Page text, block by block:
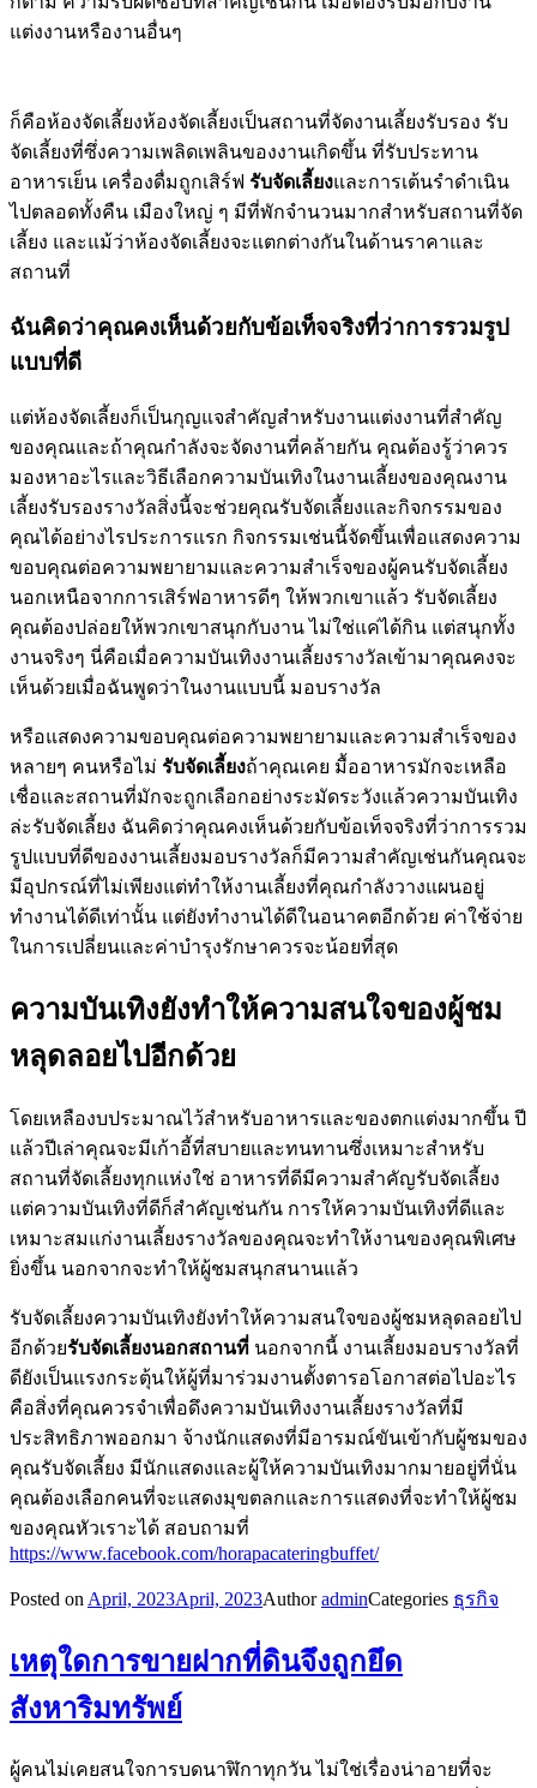
แต่งงานหรืองานอื่นๆ
ก็คือห้องจัดเลี้ยงห้องจัดเลี้ยงเป็นสถานที่จัดงานเลี้ยงรับรอง รับ
จัดเลี้ยงที่ซึ่งความเพลิดเพลินของงานเกิดขึ้น ที่รับประทาน
อาหารเย็น เครื่องดื่มถูกเสิร์ฟ รับจัดเลี้ยงและการเต้นรำดำเนิน
ไปตลอดทั้งคืน เมืองใหญ่ ๆ มีที่พักจำนวนมากสำหรับสถานที่จัด
เลี้ยง และแม้ว่าห้องจัดเลี้ยงจะแตกต่างกันในด้านราคาและ
สถานที่
ฉันคิดว่าคุณคงเห็นด้วยกับข้อเท็จจริงที่ว่าการรวมรูป
แบบที่ดี
แต่ห้องจัดเลี้ยงก็เป็นกุญแจสำคัญสำหรับงานแต่งงานที่สำคัญ
ของคุณและถ้าคุณกำลังจะจัดงานที่คล้ายกัน คุณต้องรู้ว่าควร
มองหาอะไรและวิธีเลือกความบันเทิงในงานเลี้ยงของคุณงาน
เลี้ยงรับรองรางวัลสิ่งนี้จะช่วยคุณรับจัดเลี้ยงและกิจกรรมของ
คุณได้อย่างไรประการแรก กิจกรรมเช่นนี้จัดขึ้นเพื่อแสดงความ
ขอบคุณต่อความพยายามและความสำเร็จของผู้คนรับจัดเลี้ยง
นอกเหนือจากการเสิร์ฟอาหารดีๆ ให้พวกเขาแล้ว รับจัดเลี้ยง
คุณต้องปล่อยให้พวกเขาสนุกกับงาน ไม่ใช่แค่ได้กิน แต่สนุกทั้ง
งานจริงๆ นี่คือเมื่อความบันเทิงงานเลี้ยงรางวัลเข้ามาคุณคงจะ
เห็นด้วยเมื่อฉันพูดว่าในงานแบบนี้ มอบรางวัล
หรือแสดงความขอบคุณต่อความพยายามและความสำเร็จของ
หลายๆ คนหรือไม่ รับจัดเลี้ยงถ้าคุณเคย มื้ออาหารมักจะเหลือ
เชื่อและสถานที่มักจะถูกเลือกอย่างระมัดระวังแล้วความบันเทิง
ล่ะรับจัดเลี้ยง ฉันคิดว่าคุณคงเห็นด้วยกับข้อเท็จจริงที่ว่าการรวม
รูปแบบที่ดีของงานเลี้ยงมอบรางวัลก็มีความสำคัญเช่นกันคุณจะ
มีอุปกรณ์ที่ไม่เพียงแต่ทำให้งานเลี้ยงที่คุณกำลังวางแผนอยู่
ทำงานได้ดีเท่านั้น แต่ยังทำงานได้ดีในอนาคตอีกด้วย ค่าใช้จ่าย
ในการเปลี่ยนและค่าบำรุงรักษาควรจะน้อยที่สุด
ความบันเทิงยังทำให้ความสนใจของผู้ชม
หลุดลอยไปอีกด้วย
โดยเหลืองบประมาณไว้สำหรับอาหารและของตกแต่งมากขึ้น ปี
แล้วปีเล่าคุณจะมีเก้าอี้ที่สบายและทนทานซึ่งเหมาะสำหรับ
สถานที่จัดเลี้ยงทุกแห่งใช่ อาหารที่ดีมีความสำคัญรับจัดเลี้ยง
แต่ความบันเทิงที่ดีก็สำคัญเช่นกัน การให้ความบันเทิงที่ดีและ
เหมาะสมแก่งานเลี้ยงรางวัลของคุณจะทำให้งานของคุณพิเศษ
ยิ่งขึ้น นอกจากจะทำให้ผู้ชมสนุกสนานแล้ว
รับจัดเลี้ยงความบันเทิงยังทำให้ความสนใจของผู้ชมหลุดลอยไป
อีกด้วยรับจัดเลี้ยงนอกสถานที่ นอกจากนี้ งานเลี้ยงมอบรางวัลที่
ดียังเป็นแรงกระตุ้นให้ผู้ที่มาร่วมงานตั้งตารอโอกาสต่อไปอะไร
คือสิ่งที่คุณควรจำเพื่อดึงความบันเทิงงานเลี้ยงรางวัลที่มี
ประสิทธิภาพออกมา จ้างนักแสดงที่มีอารมณ์ขันเข้ากับผู้ชมของ
คุณรับจัดเลี้ยง มีนักแสดงและผู้ให้ความบันเทิงมากมายอยู่ที่นั่น
คุณต้องเลือกคนที่จะแสดงมุขตลกและการแสดงที่จะทำให้ผู้ชม
ของคุณหัวเราะได้ สอบถามที่
https://www.facebook.com/horapacateringbuffet/
Posted on April, 2023April, 2023AuthoradminCategories ธุรกิจ
เหตุใดการขายฝากที่ดินจึงถูกยึด
สังหาริมทรัพย์
ผู้คนไม่เคยสนใจการบดนาฬิกาทุกวัน ไม่ใช่เรื่องน่าอายที่จะ